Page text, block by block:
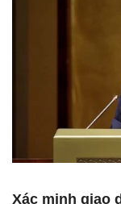
Xác minh giao